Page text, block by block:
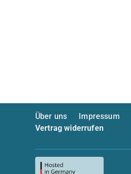
Über uns Impressum
Vertrag widerrufen